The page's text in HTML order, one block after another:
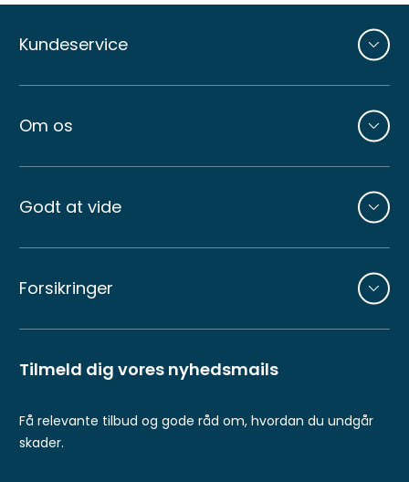
sider
Kundeservice
Om os
Godt at vide
Forsikringer
Tilmeld dig vores nyhedsmails
Få relevante tilbud og gode råd om, hvordan du undgår
skader.